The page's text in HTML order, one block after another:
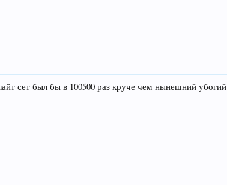
сет был бы в 100500 раз круче чем нынешний убогий